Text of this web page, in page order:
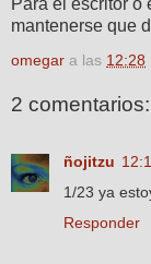
mantenerse que
omegar a las 12:28
2 comentarios:
ñojitzu
1/23 ya
Responder